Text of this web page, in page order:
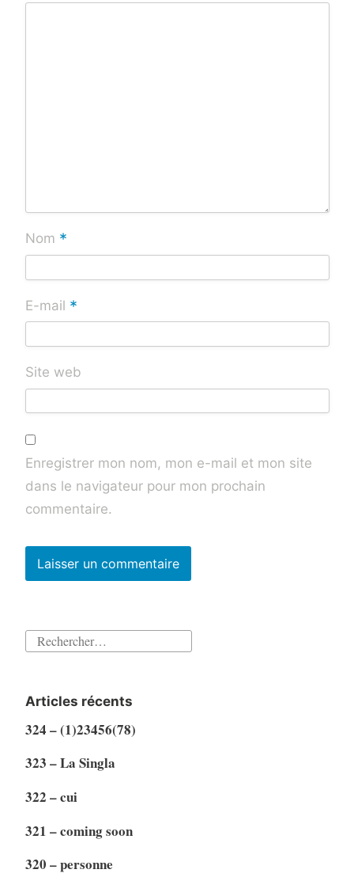
Nom *
E-mail *
Site web
Enregistrer mon nom, mon e-mail et mon site
dans le navigateur pour mon prochain
commentaire.
Rechercher :
Articles récents
324 – (1)23456(78)
323 – La Singla
322 – cui
321 – coming soon
320 – personne